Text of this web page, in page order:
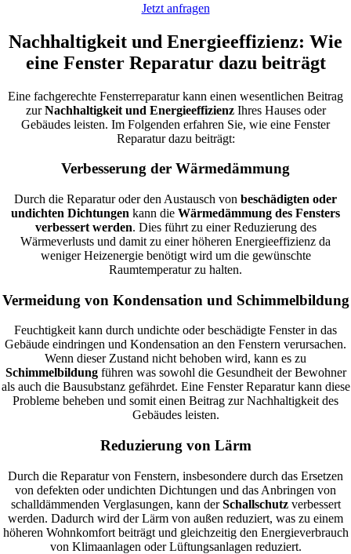
Jetzt anfragen
Nachhaltigkeit und Energieeffizienz: Wie
eine Fenster Reparatur dazu beiträgt
Eine fachgerechte Fensterreparatur kann einen wesentlichen Beitrag
zurNachhaltigkeit und EnergieeffizienzIhres Hauses oder
Gebäudes leisten. Im Folgenden erfahren Sie, wie eine Fenster
Reparatur dazu beiträgt:
Verbesserung der Wärmedämmung
Durch die Reparatur oder den Austausch von beschädigten oder
undichten Dichtungen kann die Wärmedämmung des Fensters
verbessert werden. Dies führt zu einer Reduzierung des
Wärmeverlusts und damit zu einer höheren Energieeffizienz da
weniger Heizenergie benötigt wird um die gewünschte
Raumtemperatur zu halten.
Vermeidung von Kondensation und Schimmelbildung
Feuchtigkeit kann durch undichte oder beschädigte Fenster in das
Gebäude eindringen und Kondensation an den Fenstern verursachen.
Wenn dieser Zustand nicht behoben wird, kann es zu
Schimmelbildungführen was sowohl die Gesundheit der Bewohner
als auch die Bausubstanz gefährdet. Eine Fenster Reparatur kann diese
Probleme beheben und somit einen Beitrag zur Nachhaltigkeit des
Gebäudes leisten.
Reduzierung von Lärm
Durch die Reparatur von Fenstern, insbesondere durch das Ersetzen
von defekten oder undichten Dichtungen und das Anbringen von
schalldämmenden Verglasungen, kann derSchallschutzverbessert
werden. Dadurch wird der Lärm von außen reduziert, was zu einem
höheren Wohnkomfort beiträgt und gleichzeitig den Energieverbrauch
von Klimaanlagen oder Lüftungsanlagen reduziert.